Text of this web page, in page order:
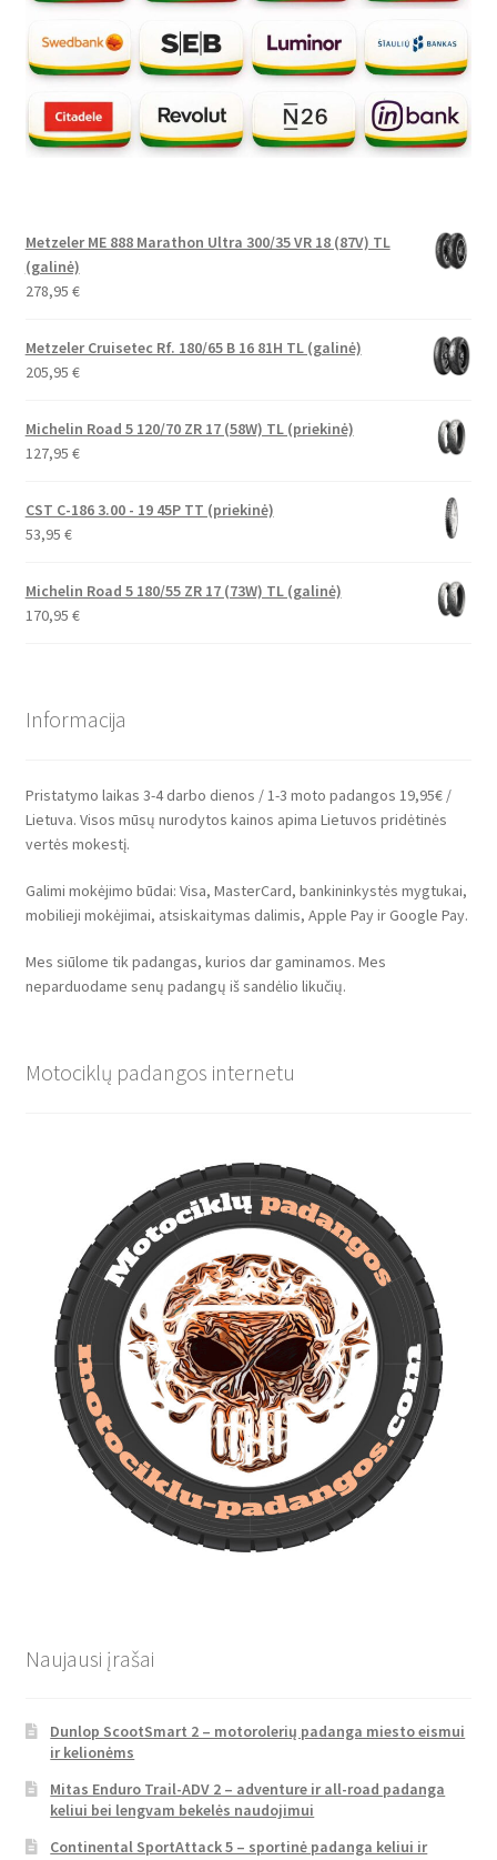
Metzeler ME 888 Marathon Ultra 300/35 VR 18 (87V) TL
(galinė)
278,95 €
Metzeler Cruisetec Rf. 180/65 B 16 81H TL (galinė)
205,95 €
Michelin Road 5 120/70 ZR 17 (58W) TL (priekinė)
127,95 €
CST C-186 3.00 - 19 45P TT (priekinė)
53,95 €
Michelin Road 5 180/55 ZR 17 (73W) TL (galinė)
170,95 €
Informacija
Pristatymo laikas 3-4 darbo dienos / 1-3 moto padangos 19,95€ /
Lietuva. Visos mūsų nurodytos kainos apima Lietuvos pridėtinės
vertės mokestį.
Galimi mokėjimo būdai: Visa, MasterCard, bankininkystės mygtukai,
mobilieji mokėjimai, atsiskaitymas dalimis, Apple Pay ir Google Pay.
Mes siūlome tik padangas, kurios dar gaminamos. Mes
neparduodame senų padangų iš sandėlio likučių.
Motociklų padangos internetu
Naujausi įrašai
Dunlop ScootSmart 2 – motorolerių padanga miesto eismui
ir kelionėms
Mitas Enduro Trail-ADV 2 – adventure ir all-road padanga
keliui bei lengvam bekelės naudojimui
Continental SportAttack 5 – sportinė padanga keliui ir